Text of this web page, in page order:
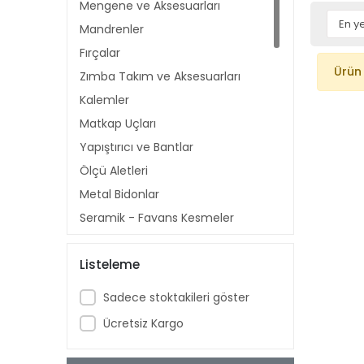
Mengene ve Aksesuarları
Mandrenler
Fırçalar
Zımba Takım ve Aksesuarları
Kalemler
Matkap Uçları
Yapıştırıcı ve Bantlar
Ölçü Aletleri
Metal Bidonlar
Seramik - Fayans Kesmeler
Tesisat ve Fittings Malzemeleri
PPRC Makaslar
Kanal Açma
Silikon Tabancaları
Boru Kıvırma Aparatları
Listeleme
Sadece stoktakileri göster
Ücretsiz Kargo